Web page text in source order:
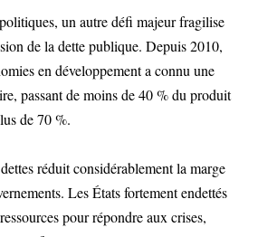
un autre défi majeur fragilise
de la dette publique. Depuis 2010,
en développement a connu une
passant de moins de 40 % du produit
de 70 %.
réduit considérablement la marge
Les États fortement endettés
pour répondre aux crises,